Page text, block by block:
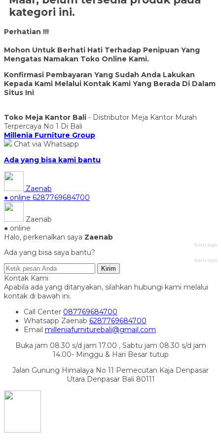
kategori ini.
Perhatian !!!
Mohon Untuk Berhati Hati Terhadap Penipuan Yang
Mengatas Namakan Toko Online Kami.
Konfirmasi Pembayaran Yang Sudah Anda Lakukan
Kepada Kami Melalui Kontak Kami Yang Berada Di Dalam
Situs Ini
Toko Meja Kantor Bali - Distributor Meja Kantor Murah
Terpercaya No 1 Di Bali
Millenia Furniture Group
Chat via Whatsapp
Ada yang bisa kami bantu
Zaenab
● online 6287769684700
Zaenab
● online
Halo, perkenalkan saya Zaenab
baru saja
Ada yang bisa saya bantu?
baru saja
Kirim
Kontak Kami
Apabila ada yang ditanyakan, silahkan hubungi kami melalui
kontak di bawah ini.
Call Center 087769684700
Whatsapp Zaenab 6287769684700
Email milleniafurniturebali@gmail.com
Buka jam 08.30 s/d jam 17.00 , Sabtu jam 08.30 s/d jam
14.00- Minggu & Hari Besar tutup
Jalan Gunung Himalaya No 11 Pemecutan Kaja Denpasar
Utara Denpasar Bali 80111